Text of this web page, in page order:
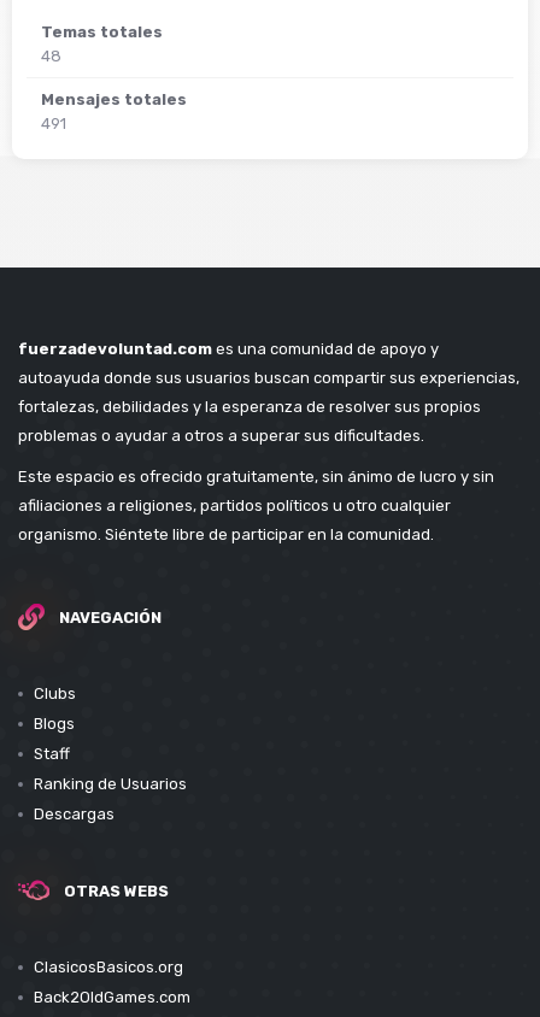
Temas totales
48
Mensajes totales
491
fuerzadevoluntad.com es una comunidad de apoyo y
autoayuda donde sus usuarios buscan compartir sus experiencias,
fortalezas, debilidades y la esperanza de resolver sus propios
problemas o ayudar a otros a superar sus dificultades.
Este espacio es ofrecido gratuitamente, sin ánimo de lucro y sin
afiliaciones a religiones, partidos políticos u otro cualquier
organismo. Siéntete libre de participar en la comunidad.
NAVEGACIÓN
Clubs
Blogs
Staff
Ranking de Usuarios
Descargas
OTRAS WEBS
ClasicosBasicos.org
Back2OldGames.com